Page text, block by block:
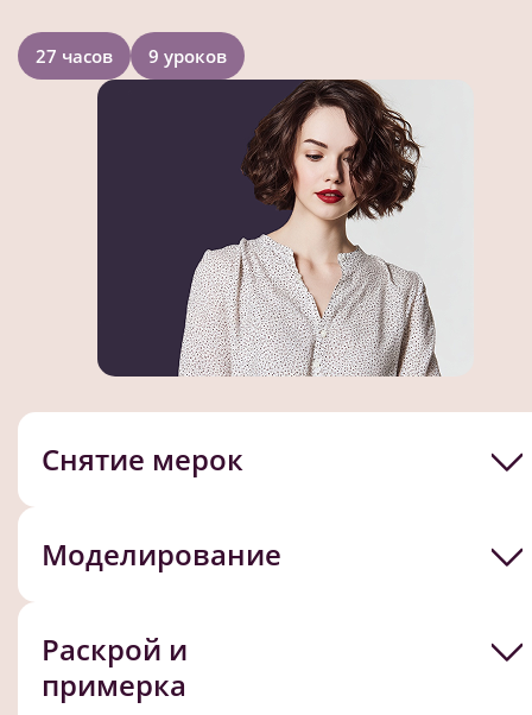
27 часов 9 уроков
Снятие мерок
Моделирование
Раскрой и
примерка